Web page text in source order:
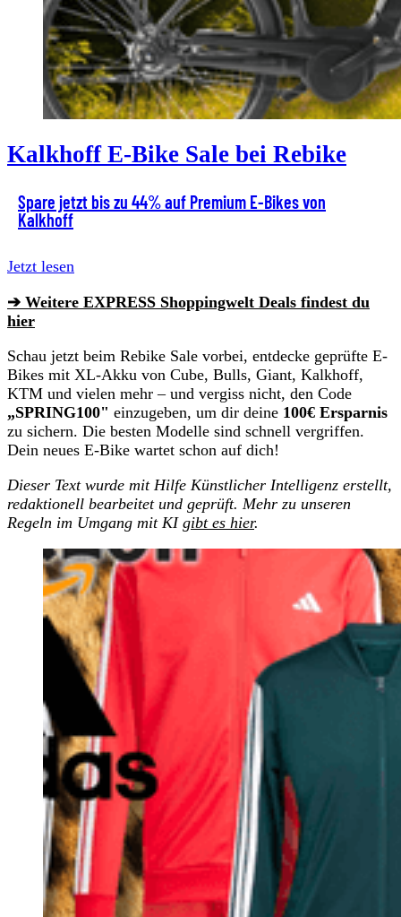
Kalkhoff E-Bike Sale bei Rebike
Spare jetzt bis zu 44% auf Premium E-Bikes von
Kalkhoff
Jetzt lesen
➔ Weitere EXPRESS Shoppingwelt Deals findest du
hier
Schau jetzt beim Rebike Sale vorbei, entdecke geprüfte E-
Bikes mit XL-Akku von Cube, Bulls, Giant, Kalkhoff,
KTM und vielen mehr – und vergiss nicht, den Code
„SPRING100" einzugeben, um dir deine 100€ Ersparnis
zu sichern. Die besten Modelle sind schnell vergriffen.
Dein neues E-Bike wartet schon auf dich!
Dieser Text wurde mit Hilfe Künstlicher Intelligenz erstellt,
redaktionell bearbeitet und geprüft. Mehr zu unseren
Regeln im Umgang mit KI gibt es hier.